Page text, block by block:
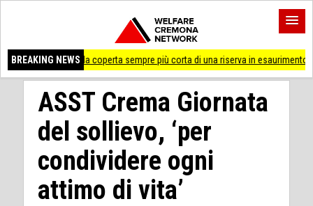
BREAKING NEWS
la coperta sempre più corta di una riserva in esaurimento Cremona
ASST Crema Giornata
del sollievo, ‘per
condividere ogni
attimo di vita’